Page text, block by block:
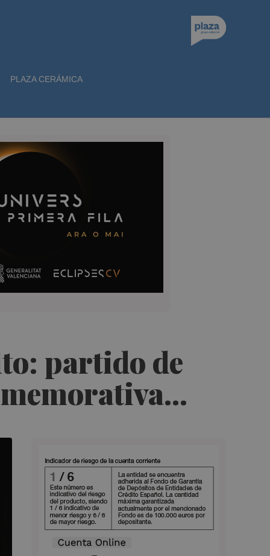
PLAZA CERÁMICA
partido de